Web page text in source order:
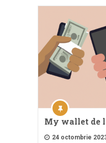
My wallet de
24 octombrie